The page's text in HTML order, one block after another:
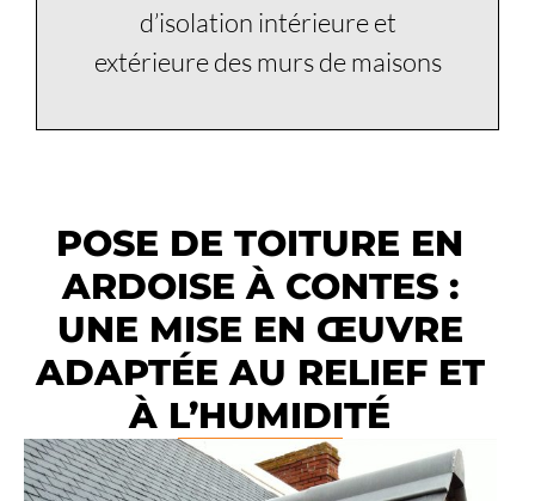
d’isolation intérieure et
extérieure des murs de maisons
POSE DE TOITURE EN
ARDOISE À CONTES :
UNE MISE EN ŒUVRE
ADAPTÉE AU RELIEF ET
À L’HUMIDITÉ